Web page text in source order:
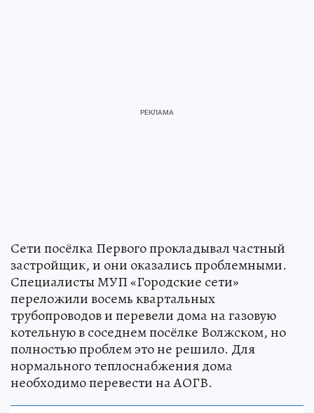
Сети посёлка Первого прокладывал частный
застройщик, и они оказались проблемными.
Специалисты МУП «Городские сети»
переложили восемь квартальных
трубопроводов и перевели дома на газовую
котельную в соседнем посёлке Волжском, но
полностью проблем это не решило. Для
нормального теплоснабжения дома
необходимо перевести на АОГВ.